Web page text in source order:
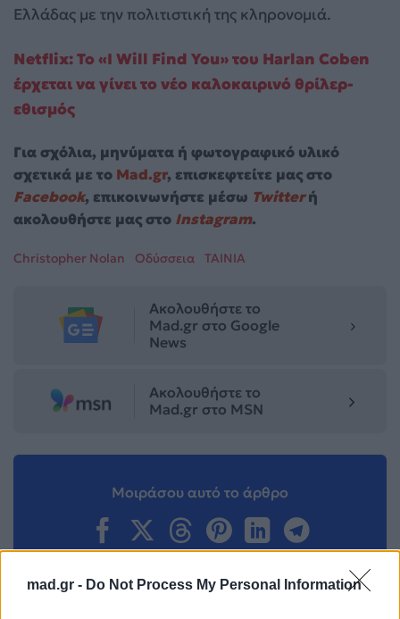
mad.gr - Do Not Process My Personal Information
Ελλάδας με την πολιτιστική της κληρονομιά.
Netflix: Το «I Will Find You» του Harlan Coben
έρχεται να γίνει το νέο καλοκαιρινό θρίλερ-
εθισμός
Για σχόλια, μηνύματα ή φωτογραφικό υλικό
σχετικά με το Mad.gr, επισκεφτείτε μας στο
Facebook, επικοινωνήστε μέσω Twitterή
ακολουθήστε μας στο Instagram.
Christopher Nolan Οδύσσεια ΤΑΙΝΙΑ
Ακολουθήστε το
Mad.gr στο Google
News
Ακολουθήστε το
Mad.gr στο MSN
Μοιράσου αυτό το άρθρο